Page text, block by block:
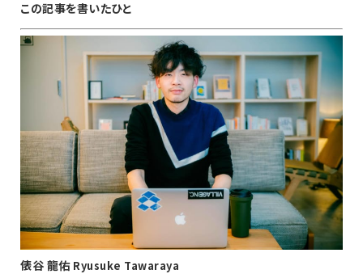
この記事を書いたひと
俵谷 龍佑 Ryusuke Tawaraya